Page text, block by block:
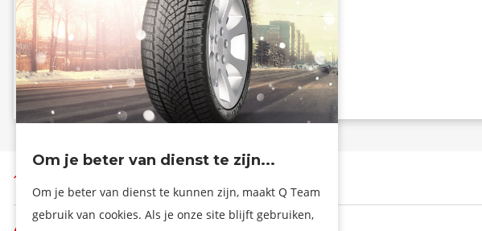
Om je beter van dienst te zijn...
Om je beter van dienst te kunnen zijn, maakt Q Team
gebruik van cookies. Als je onze site blijft gebruiken,
A - 71 dB
Info eprel